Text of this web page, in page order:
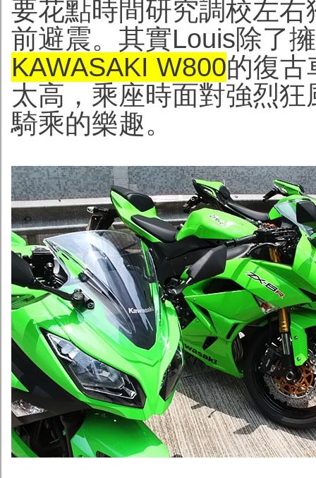
要花點時間研究調校左
前避震。其實Louis除了
KAWASAKI W800的復古
太高，乘座時面對強烈
騎乘的樂趣。